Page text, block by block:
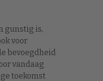
gunstig is,
voor
bevoegdheid
vandaag
toekomst